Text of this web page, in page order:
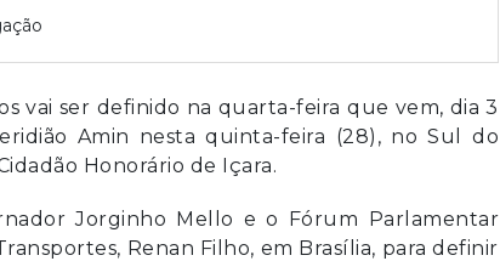
vai ser definido na quarta-feira que vem, dia 3
Amin nesta quinta-feira (28), no Sul do
Honorário de Içara.
Jorginho Mello e o Fórum Parlamentar
Renan Filho, em Brasília, para definir